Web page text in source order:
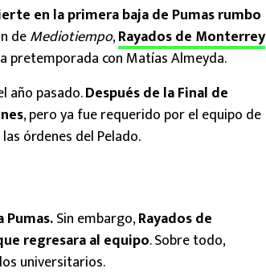
en la primera baja de Pumas rumbo
deMediotiempo,Rayados de Monterrey
pretemporada con Matías Almeyda.
año pasado.Después de la Final de
, pero ya fue requerido por el equipo de
órdenes del Pelado.
Pumas.Sin embargo,Rayados de
regresara al equipo. Sobre todo,
universitarios.